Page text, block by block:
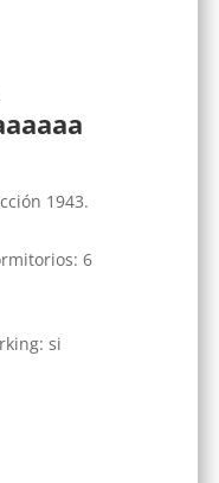
1943.
: 6
: si